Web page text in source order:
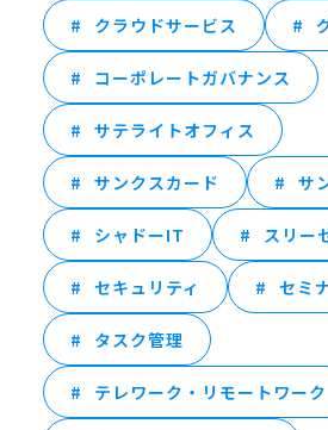
クラウドサービス
コーポレートガバナンス
サテライトオフィス
サンクスカード サ
シャドーIT スリー
セキュリティ セミ
タスク管理
テレワーク・リモートワーク